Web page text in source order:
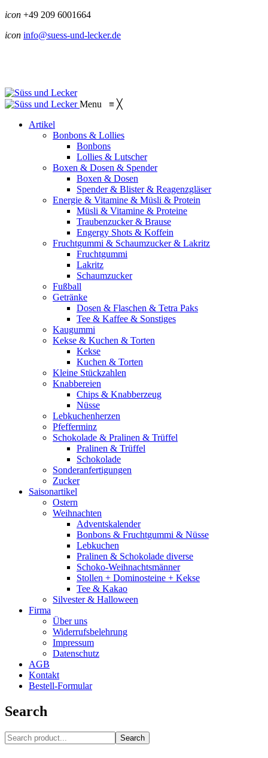
icon +49 209 6001664
icon info@suess-und-lecker.de
Menu ≡ ╳
Artikel
Bonbons & Lollies
Bonbons
Lollies & Lutscher
Boxen & Dosen & Spender
Boxen & Dosen
Spender & Blister & Reagenzgläser
Energie & Vitamine & Müsli & Protein
Müsli & Vitamine & Proteine
Traubenzucker & Brause
Engergy Shots & Koffein
Fruchtgummi & Schaumzucker & Lakritz
Fruchtgummi
Lakritz
Schaumzucker
Fußball
Getränke
Dosen & Flaschen & Tetra Paks
Tee & Kaffee & Sonstiges
Kaugummi
Kekse & Kuchen & Torten
Kekse
Kuchen & Torten
Kleine Stückzahlen
Knabbereien
Chips & Knabberzeug
Nüsse
Lebkuchenherzen
Pfefferminz
Schokolade & Pralinen & Trüffel
Pralinen & Trüffel
Schokolade
Sonderanfertigungen
Zucker
Saisonartikel
Ostern
Weihnachten
Adventskalender
Bonbons & Fruchtgummi & Nüsse
Lebkuchen
Pralinen & Schokolade diverse
Schoko-Weihnachtsmänner
Stollen + Dominosteine + Kekse
Tee & Kakao
Silvester & Halloween
Firma
Über uns
Widerrufsbelehrung
Impressum
Datenschutz
AGB
Kontakt
Bestell-Formular
Search
Search